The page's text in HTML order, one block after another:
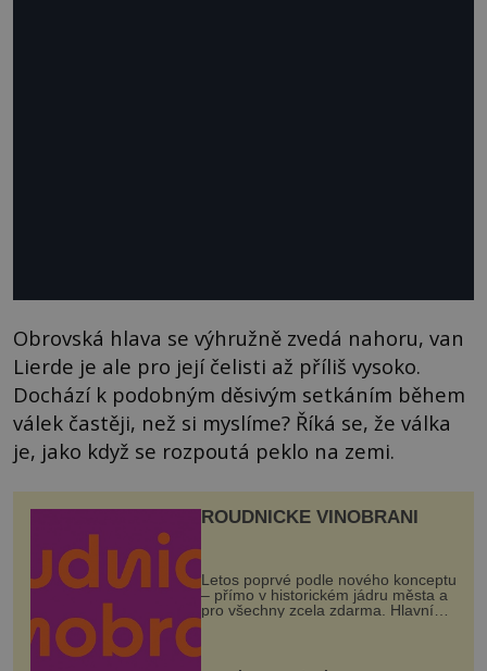
Obrovská hlava se výhružně zvedá nahoru, van
Lierde je ale pro její čelisti až příliš vysoko.
Dochází k podobným děsivým setkáním během
válek častěji, než si myslíme? Říká se, že válka
je, jako když se rozpoutá peklo na zemi.
ROUDNICKÉ VINOBRANÍ
Letos poprvé podle nového konceptu
– přímo v historickém jádru města a
pro všechny zcela zdarma. Hlavní
program se odehraje na Karlově a
mohou těšit na víno, burčák, pes...